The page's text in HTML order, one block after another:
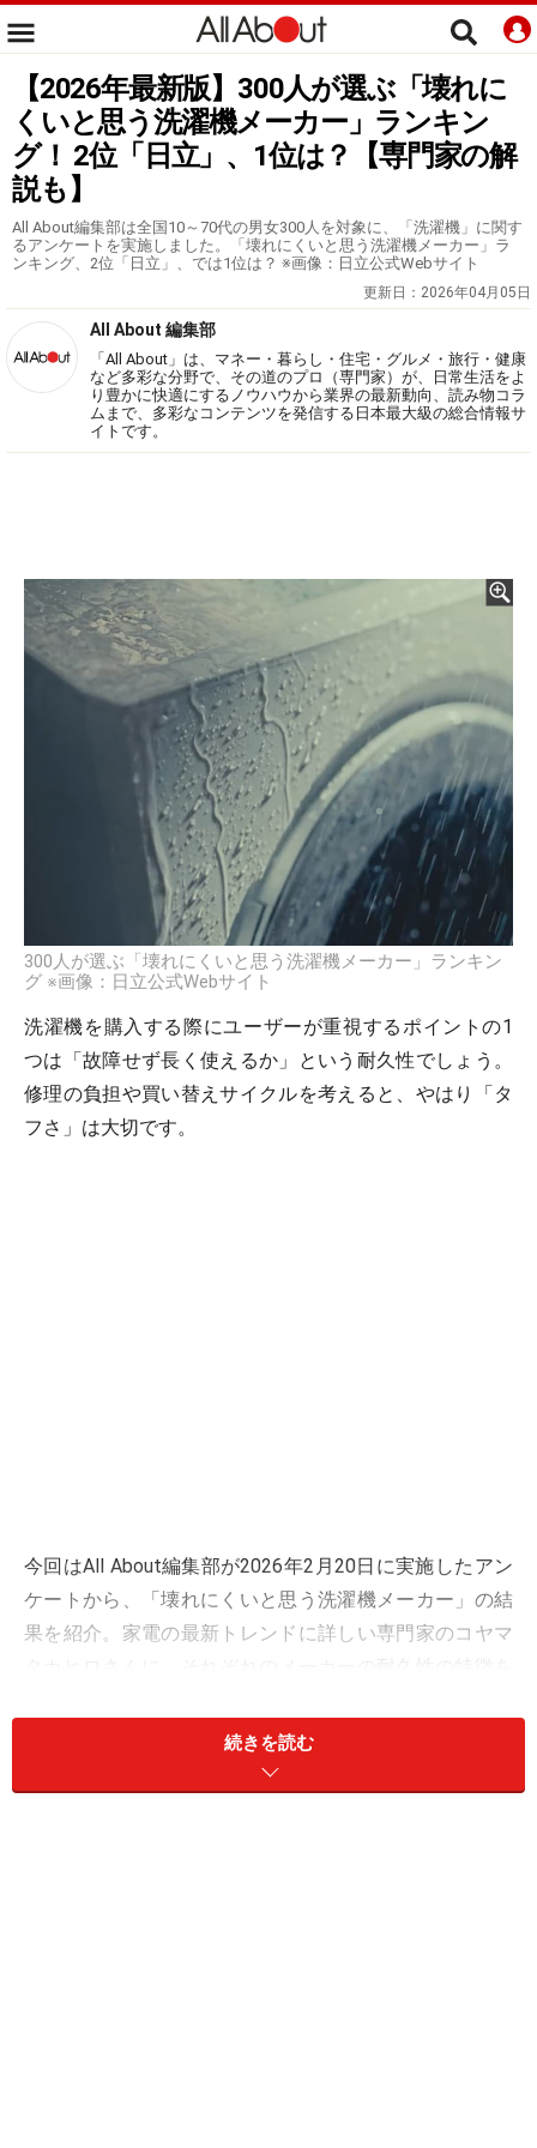
【2026年最新版】300人が選ぶ「壊れに
くいと思う洗濯機メーカー」ランキン
グ！ 2位「日立」、1位は？【専門家の解
説も】
All About編集部は全国10～70代の男女300人を対象に、「洗濯機」に関す
るアンケートを実施しました。「壊れにくいと思う洗濯機メーカー」ラ
ンキング、2位「日立」、では1位は？ ※画像：日立公式Webサイト
更新日： 2026年04月05日
All About 編集部
「All About」は、マネー・暮らし・住宅・グルメ・旅行・健康
など多彩な分野で、その道のプロ（専門家）が、日常生活をよ
り豊かに快適にするノウハウから業界の最新動向、読み物コラ
ムまで、多彩なコンテンツを発信する日本最大級の総合情報サ
イトです。
300人が選ぶ「壊れにくいと思う洗濯機メーカー」ランキン
グ ※画像：日立公式Webサイト
洗濯機を購入する際にユーザーが重視するポイントの1
つは「故障せず長く使えるか」という耐久性でしょう。
修理の負担や買い替えサイクルを考えると、やはり「タ
フさ」は大切です。
今回はAll About編集部が2026年2月20日に実施したアン
ケートから、「壊れにくいと思う洗濯機メーカー」の結
果を紹介。家電の最新トレンドに詳しい専門家のコヤマ
続きを読む